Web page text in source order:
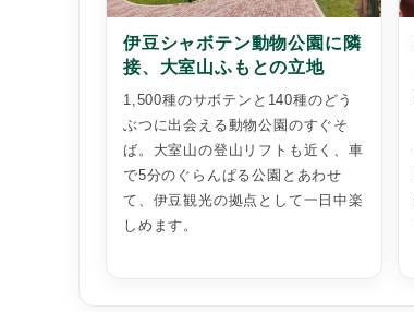
伊豆シャボテン動物公園に隣
接、大室山ふもとの立地
1,500種のサボテンと140種のどう
ぶつに出会える動物公園のすぐそ
ば。大室山の登山リフトも近く、車
で5分のぐらんぱる公園とあわせ
て、伊豆観光の拠点として一日中楽
しめます。